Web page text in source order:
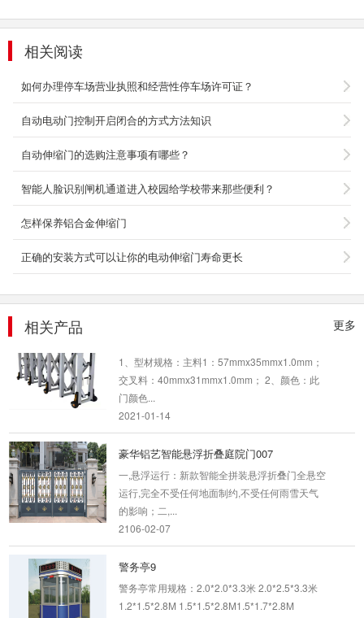
相关阅读
如何办理停车场营业执照和经营性停车场许可证？
自动电动门控制开启闭合的方式方法知识
自动伸缩门的选购注意事项有哪些？
智能人脸识别闸机通道进入校园给学校带来那些便利？
怎样保养铝合金伸缩门
正确的安装方式可以让你的电动伸缩门寿命更长
更多
相关产品
产品说明： 护角采用橡胶经蒸汽高温硫化整体模
压而成，集橡胶的韧性于一身，橡胶体软硬度适
2106-02-07
新能源电动汽车充电桩
交流充电桩（新能源电动汽车充电桩）产品特点
交流充电桩采用先进的嵌入式控制技术，满足现
2018-03-27
1、型材规格：主料1：57mmx35mmx1.0mm；
交叉料：40mmx31mmx1.0mm； 2、颜色：此
门颜色...
2021-01-14
豪华铝艺智能悬浮折叠庭院门007
一,悬浮运行：新款智能全拼装悬浮折叠门全悬空
运行,完全不受任何地面制约,不受任何雨雪天气
的影响；二,...
2106-02-07
警务亭9
警务亭常用规格：2.0*2.0*3.3米 2.0*2.5*3.3米
1.2*1.5*2.8M 1.5*1.5*2.8M1.5*1.7*2.8M